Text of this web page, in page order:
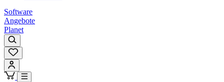
Software
Angebote
Planet